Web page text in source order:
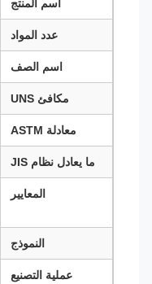
اسم المنتج
عدد المواد
اسم الصف
مكافئ UNS
معادلة ASTM
ما يعادل نظام JIS
المعايير
النموذج
عملية التصنيع